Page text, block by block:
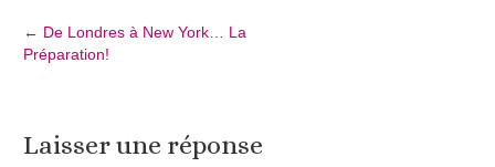
← De Londres à New York… La
Préparation!
Laisser une réponse